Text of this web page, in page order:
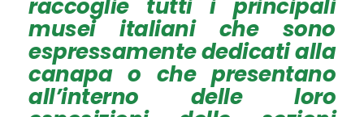
raccoglie tutti i principali
musei italiani che sono
espressamente dedicati alla
canapa o che presentano
all’interno delle loro